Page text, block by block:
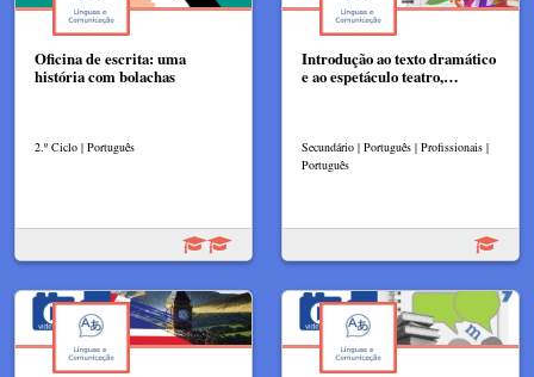
Oficina de escrita: uma
história com bolachas
2.º Ciclo | Português
Introdução ao texto dramático
e ao espetáculo teatro,…
Secundário | Português | Profissionais |
Português